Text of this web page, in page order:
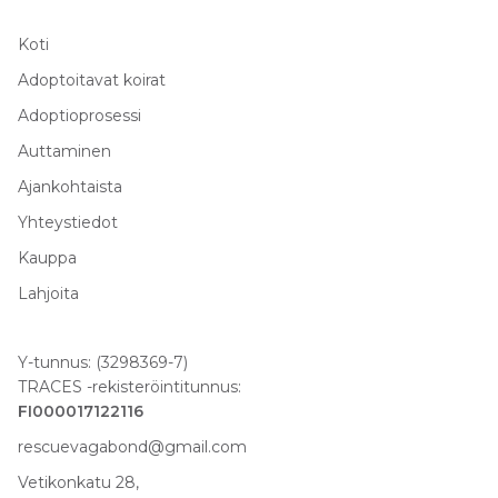
Koti
Adoptoitavat koirat
Adoptioprosessi
Auttaminen
Ajankohtaista
Yhteystiedot
Kauppa
Lahjoita
Y-tunnus: (3298369-7)
TRACES -rekisteröintitunnus:
FI000017122116
rescuevagabond@gmail.com
Vetikonkatu 28,